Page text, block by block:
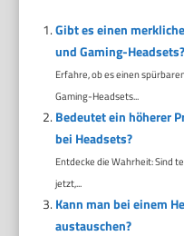
Gibt es einen
und Gaming-Headsets?
Erfahre, ob es einen
Gaming-Headsets...
Bedeutet ein höherer
bei Headsets?
Entdecke die Wahrheit: Sind
jetzt,...
Kann man bei einem
austauschen?